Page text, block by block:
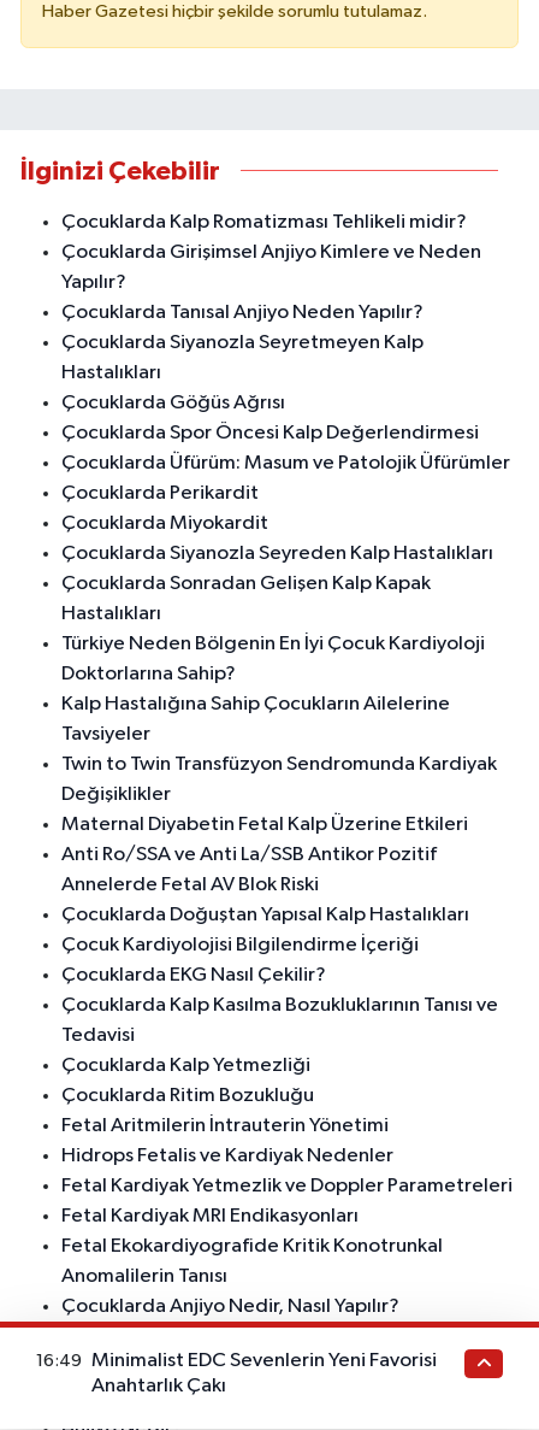
Haber Gazetesi hiçbir şekilde sorumlu tutulamaz.
İlginizi Çekebilir
Çocuklarda Kalp Romatizması Tehlikeli midir?
Çocuklarda Girişimsel Anjiyo Kimlere ve Neden
Yapılır?
Çocuklarda Tanısal Anjiyo Neden Yapılır?
Çocuklarda Siyanozla Seyretmeyen Kalp
Hastalıkları
Çocuklarda Göğüs Ağrısı
Çocuklarda Spor Öncesi Kalp Değerlendirmesi
Çocuklarda Üfürüm: Masum ve Patolojik Üfürümler
Çocuklarda Perikardit
Çocuklarda Miyokardit
Çocuklarda Siyanozla Seyreden Kalp Hastalıkları
Çocuklarda Sonradan Gelişen Kalp Kapak
Hastalıkları
Türkiye Neden Bölgenin En İyi Çocuk Kardiyoloji
Doktorlarına Sahip?
Kalp Hastalığına Sahip Çocukların Ailelerine
Tavsiyeler
Twin to Twin Transfüzyon Sendromunda Kardiyak
Değişiklikler
Maternal Diyabetin Fetal Kalp Üzerine Etkileri
Anti Ro/SSA ve Anti La/SSB Antikor Pozitif
Annelerde Fetal AV Blok Riski
Çocuklarda Doğuştan Yapısal Kalp Hastalıkları
Çocuk Kardiyolojisi Bilgilendirme İçeriği
Çocuklarda EKG Nasıl Çekilir?
Çocuklarda Kalp Kasılma Bozukluklarının Tanısı ve
Tedavisi
Çocuklarda Kalp Yetmezliği
Çocuklarda Ritim Bozukluğu
Fetal Aritmilerin İntrauterin Yönetimi
Hidrops Fetalis ve Kardiyak Nedenler
Fetal Kardiyak Yetmezlik ve Doppler Parametreleri
Fetal Kardiyak MRI Endikasyonları
Fetal Ekokardiyografide Kritik Konotrunkal
Anomalilerin Tanısı
Çocuklarda Anjiyo Nedir, Nasıl Yapılır?
Çocuklarda Üfürüm Tanısı Nasıl Konulur?
Çocuklarda Göğüs Ağrısı Nedenleri Nelerdir?
16:49
Minimalist EDC Sevenlerin Yeni Favorisi
Anahtarlık Çakı